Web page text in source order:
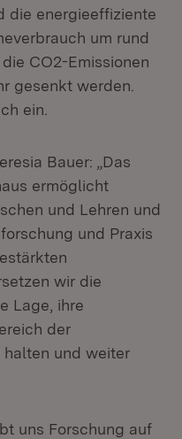
die energieeffiziente
um rund
CO2-Emissionen
gesenkt werden.
ein.
Bauer: „Das
ermöglicht
und Lehren und
und Praxis
wir die
Lage, ihre
der
und weiter
uns Forschung auf